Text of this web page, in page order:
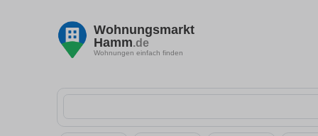
Wohnungsmarkt
Hamm.de
Wohnungen einfach finden